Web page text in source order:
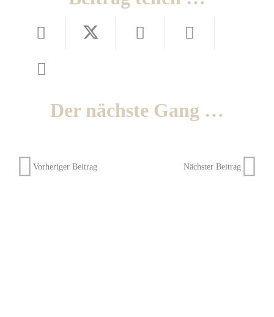
Der nächste Gang …
Vorheriger Beitrag Nächster Beitrag